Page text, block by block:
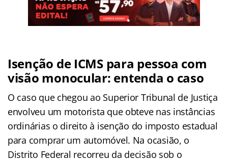
Isenção de ICMS para pessoa com
visão monocular: entenda o caso
O caso que chegou ao Superior Tribunal de Justiça
envolveu um motorista que obteve nas instâncias
ordinárias o direito à isenção do imposto estadual
para comprar um automóvel. Na ocasião, o
Distrito Federal recorreu da decisão sob o